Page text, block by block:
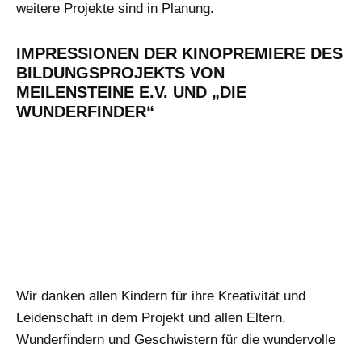
weitere Projekte sind in Planung.
IMPRESSIONEN DER KINOPREMIERE DES
BILDUNGSPROJEKTS VON
MEILENSTEINE E.V. UND „DIE
WUNDERFINDER“
Wir danken allen Kindern für ihre Kreativität und
Leidenschaft in dem Projekt und allen Eltern,
Wunderfindern und Geschwistern für die wundervolle